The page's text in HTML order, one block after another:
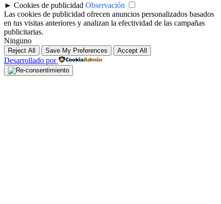
► Cookies de publicidad Observación
Las cookies de publicidad ofrecen anuncios personalizados basados
en tus visitas anteriores y analizan la efectividad de las campañas
publicitarias.
Ninguno
Reject All Save My Preferences Accept All
Desarrollado por